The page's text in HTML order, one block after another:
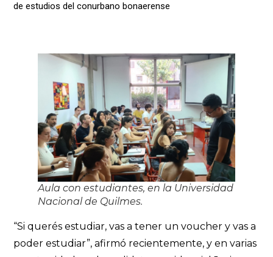
de estudios del conurbano bonaerense
Aula con estudiantes, en la Universidad
Nacional de Quilmes.
“Si querés estudiar, vas a tener un voucher y vas a
poder estudiar”, afirmó recientemente, y en varias